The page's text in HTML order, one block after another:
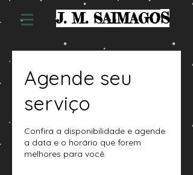
J. M. SAIMAGOS
Agende seu
serviço
Confira a disponibilidade e agende
a data e o horário que forem
melhores para você.